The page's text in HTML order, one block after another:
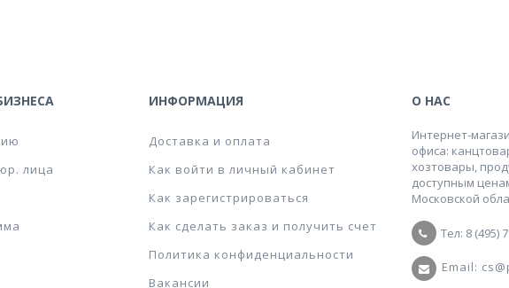
лица
ИНФОРМАЦИЯ
Доставка и оплата
Как войти в личный кабинет
Как зарегистрироваться
Как сделать заказ и получить счет
Политика конфиденциальности
Вакансии
О НАС
Интернет-
офиса:
хозтовары,
доступным
Московской
Тел: 8 (495)
Email: